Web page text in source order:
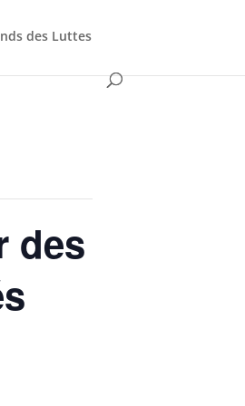
des Luttes
des